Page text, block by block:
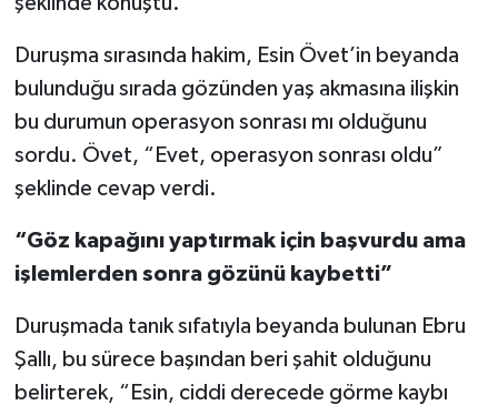
Duruşma sırasında hakim, Esin Övet’in beyanda
bulunduğu sırada gözünden yaş akmasına ilişkin
bu durumun operasyon sonrası mı olduğunu
sordu. Övet, “Evet, operasyon sonrası oldu”
şeklinde cevap verdi.
“Göz kapağını yaptırmak için başvurdu ama
işlemlerden sonra gözünü kaybetti”
Duruşmada tanık sıfatıyla beyanda bulunan Ebru
Şallı, bu sürece başından beri şahit olduğunu
belirterek, “Esin, ciddi derecede görme kaybı